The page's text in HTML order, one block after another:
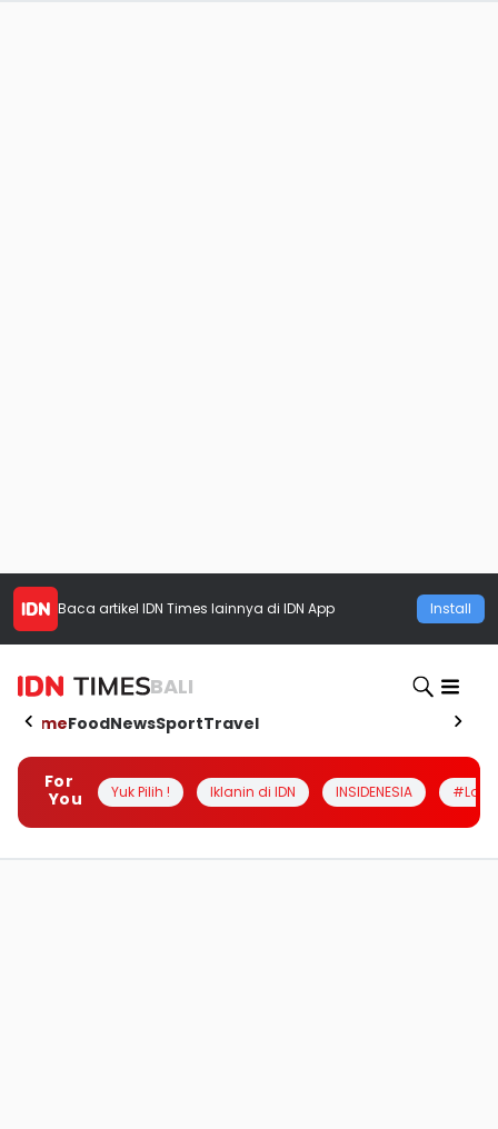
Baca artikel IDN Times lainnya di IDN App Install
BALI
HomeFoodNewsSportTravel
For
You
Yuk Pilih ! Iklanin di IDN INSIDENESIA